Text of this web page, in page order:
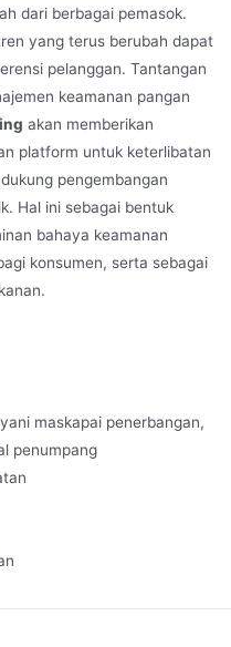
dari berbagai pemasok.
yang terus berubah dapat
pelanggan. Tantangan
keamanan pangan
akan memberikan
platform untuk keterlibatan
pengembangan
Hal ini sebagai bentuk
bahaya keamanan
konsumen, serta sebagai
maskapai penerbangan,
penumpang